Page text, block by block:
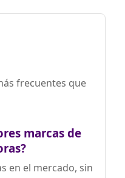
experiencia de
placentera en
frecuentes que
marcas de
en el mercado, sin